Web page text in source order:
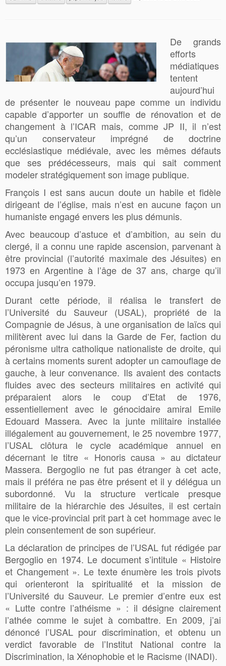
De grands
efforts
médiatiques
tentent
aujourd’hui
de présenter le nouveau pape comme un individu
capable d’apporter un souffle de rénovation et de
changement à l’ICAR mais, comme JP II, il n’est
qu’un conservateur imprégné de doctrine
ecclésiastique médiévale, avec les mêmes défauts
que ses prédécesseurs, mais qui sait comment
modeler stratégiquement son image publique.
François I est sans aucun doute un habile et fidèle
dirigeant de l’église, mais n’est en aucune façon un
humaniste engagé envers les plus démunis.
Avec beaucoup d’astuce et d’ambition, au sein du
clergé, il a connu une rapide ascension, parvenant à
être provincial (l’autorité maximale des Jésuites) en
1973 en Argentine à l’âge de 37 ans, charge qu’il
occupa jusqu’en 1979.
Durant cette période, il réalisa le transfert de
l’Université du Sauveur (USAL), propriété de la
Compagnie de Jésus, à une organisation de laïcs qui
militèrent avec lui dans la Garde de Fer, faction du
péronisme ultra catholique nationaliste de droite, qui
à certains moments surent adopter un camouflage de
gauche, à leur convenance. Ils avaient des contacts
fluides avec des secteurs militaires en activité qui
préparaient alors le coup d’Etat de 1976,
essentiellement avec le génocidaire amiral Emile
Edouard Massera. Avec la junte militaire installée
illégalement au gouvernement, le 25 novembre 1977,
l’USAL clôtura le cycle académique annuel en
décernant le titre « Honoris causa » au dictateur
Massera. Bergoglio ne fut pas étranger à cet acte,
mais il préféra ne pas être présent et il y délégua un
subordonné. Vu la structure verticale presque
militaire de la hiérarchie des Jésuites, il est certain
que le vice-provincial prit part à cet hommage avec le
plein consentement de son supérieur.
La déclaration de principes de l’USAL fut rédigée par
Bergoglio en 1974. Le document s’intitule « Histoire
et Changement ». Le texte énumère les trois pivots
qui orienteront la spiritualité et la mission de
l’Université du Sauveur. Le premier d’entre eux est
« Lutte contre l’athéisme » : il désigne clairement
l’athée comme le sujet à combattre. En 2009, j’ai
dénoncé l’USAL pour discrimination, et obtenu un
verdict favorable de l’Institut National contre la
Discrimination, la Xénophobie et le Racisme (INADI).